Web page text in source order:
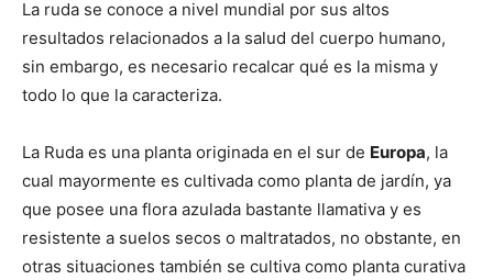
La ruda se conoce a nivel mundial por sus altos
resultados relacionados a la salud del cuerpo humano,
sin embargo, es necesario recalcar qué es la misma y
todo lo que la caracteriza.
La Ruda es una planta originada en el sur de Europa, la
cual mayormente es cultivada como planta de jardín, ya
que posee una flora azulada bastante llamativa y es
resistente a suelos secos o maltratados, no obstante, en
otras situaciones también se cultiva como planta curativa